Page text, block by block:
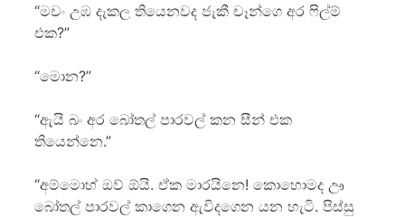
“මචං උඹ දැකල තියෙනවද ජැකී චෑන්ගෙ අර ෆිල්ම්
එක?”
“මොන?”
“ඇයි බං අර බෝතල් පාරවල් කන සීන් එක
තියෙන්නෙ.”
“අම්මොහ් ඔව් ඕයි. ඒක මාරයිනෙ! කොහොමද ඌ
බෝතල් පාරවල් කාගෙන ඇවිදගෙන යන හැටි. පිස්සු